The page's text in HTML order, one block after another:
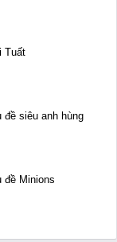
Tuất
siêu anh hùng
đề Minions